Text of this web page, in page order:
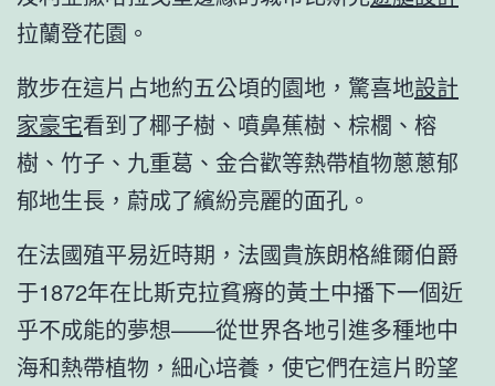
拉蘭登花園。
散步在這片占地約五公頃的園地，驚喜地設計
家豪宅看到了椰子樹、噴鼻蕉樹、棕櫚、榕
樹、竹子、九重葛、金合歡等熱帶植物蔥蔥郁
郁地生長，蔚成了繽紛亮麗的面孔。
在法國殖平易近時期，法國貴族朗格維爾伯爵
于1872年在比斯克拉貧瘠的黃土中播下一個近
乎不成能的夢想——從世界各地引進多種地中
海和熱帶植物，細心培養，使它們在這片盼望